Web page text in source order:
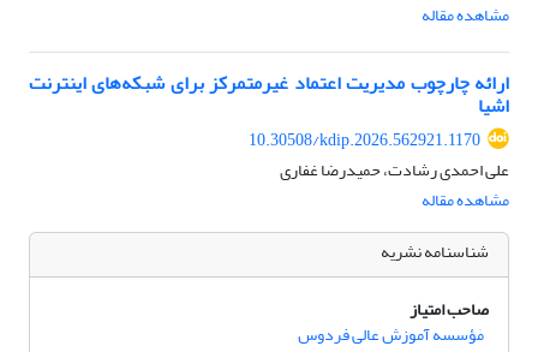
مشاهده مقاله
ارائه چارچوب مدیریت اعتماد غیرمتمرکز برای شبکه‌های اینترنت
اشیا
10.30508/kdip.2026.562921.1170
علی احمدی رشادت، حمیدرضا غفاری
مشاهده مقاله
شناسنامه نشریه
صاحب امتیاز
مٰؤسسه آموزش عالی فردوس